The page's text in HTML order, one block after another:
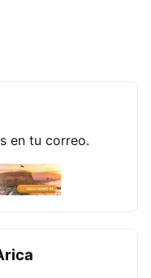
en tu correo.